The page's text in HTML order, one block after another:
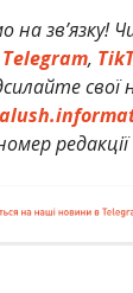
на зв’язку!
Telegram,
свої
редакції